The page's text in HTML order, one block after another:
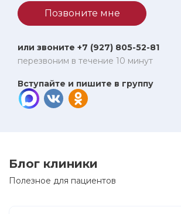
Позвоните мне
или звоните +7 (927) 805-52-81
перезвоним в течение 10 минут
Вступайте и пишите в группу
Блог клиники
Полезное для пациентов